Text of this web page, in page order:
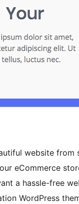
website from
eCommerce
a hassle-free
WordPress